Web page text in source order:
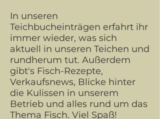
In unseren
Teichbucheinträgen erfahrt ihr
immer wieder, was sich
aktuell in unseren Teichen und
rundherum tut. Außerdem
gibt's Fisch-Rezepte,
Verkaufsnews, Blicke hinter
die Kulissen in unserem
Betrieb und alles rund um das
Thema Fisch. Viel Spaß!